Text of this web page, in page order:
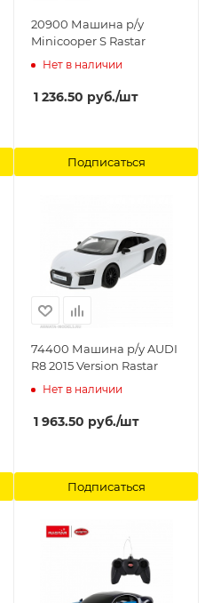
20900 Машина р/у
Minicooper S Rastar
Нет в наличии
1 236.50 руб./шт
Подписаться
74400 Машина р/у AUDI
R8 2015 Version Rastar
Нет в наличии
1 963.50 руб./шт
Подписаться